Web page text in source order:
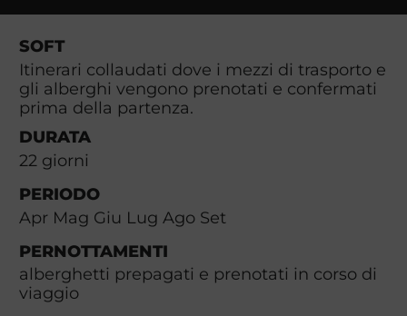
SOFT
Itinerari collaudati dove i mezzi di trasporto e
gli alberghi vengono prenotati e confermati
prima della partenza.
DURATA
22 giorni
PERIODO
Apr Mag Giu Lug Ago Set
PERNOTTAMENTI
alberghetti prepagati e prenotati in corso di
viaggio